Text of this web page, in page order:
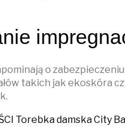
o
takich jak ekoskóra